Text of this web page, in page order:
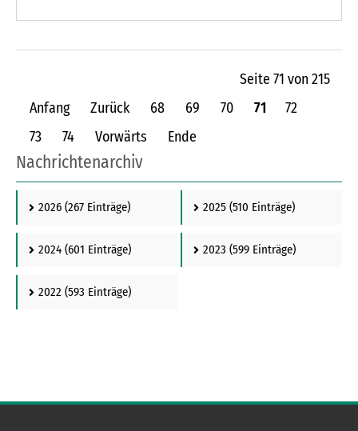
besondere Atmosphäre der Region zeigen.
Seite 71 von 215
Anfang
Zurück 68 69 70 71
72
73
74 Vorwärts Ende
Nachrichtenarchiv
2026 (267 Einträge) 2025 (510 Einträge)
2024 (601 Einträge) 2023 (599 Einträge)
2022 (593 Einträge)